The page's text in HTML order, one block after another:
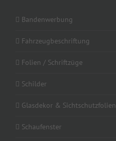
Bandenwerbung
Fahrzeugbeschriftung
Folien / Schriftzüge
Schilder
Glasdekor & Sichtschutzfolien
Schaufenster